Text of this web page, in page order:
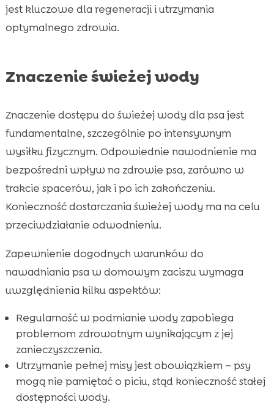
jest kluczowe dla regeneracji i utrzymania
optymalnego zdrowia.
Znaczenie świeżej wody
Znaczenie dostępu do świeżej wody dla psa jest
fundamentalne, szczególnie po intensywnym
wysiłku fizycznym. Odpowiednie nawodnienie ma
bezpośredni wpływ na zdrowie psa, zarówno w
trakcie spacerów, jak i po ich zakończeniu.
Konieczność dostarczania świeżej wody ma na celu
przeciwdziałanie odwodnieniu.
Zapewnienie dogodnych warunków do
nawadniania psa w domowym zaciszu wymaga
uwzględnienia kilku aspektów:
Regularność w podmianie wody zapobiega
problemom zdrowotnym wynikającym z jej
zanieczyszczenia.
Utrzymanie pełnej misy jest obowiązkiem – psy
mogą nie pamiętać o piciu, stąd konieczność stałej
dostępności wody.